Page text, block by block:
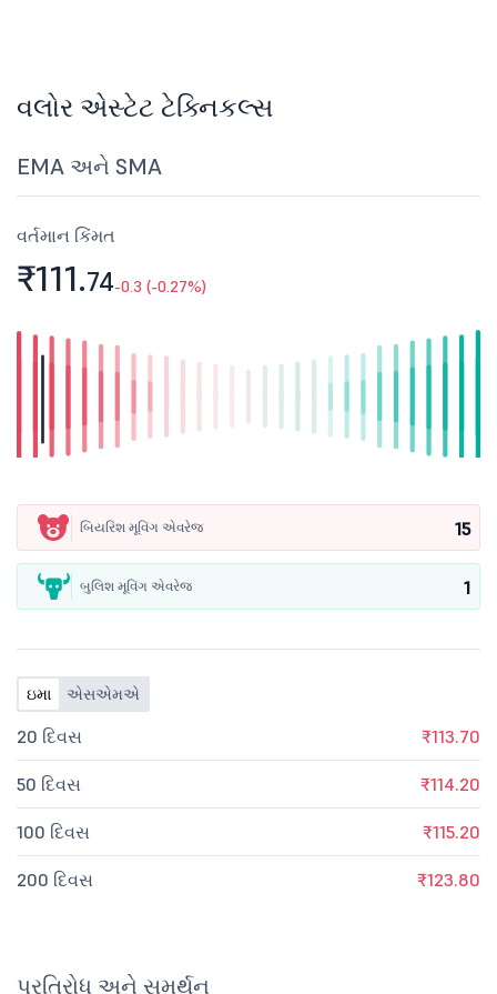
વલોર એસ્ટેટ ટેક્નિકલ્સ
EMA અને SMA
વર્તમાન કિંમત
₹111.74-0.3 (-0.27%)
બિયરિશ મૂવિંગ એવરેજ 15
બુલિશ મૂવિંગ એવરેજ 1
ઇમા એસએમએ
20 દિવસ ₹113.70
50 દિવસ ₹114.20
100 દિવસ ₹115.20
200 દિવસ ₹123.80
પ્રતિરોધ અને સમર્થન